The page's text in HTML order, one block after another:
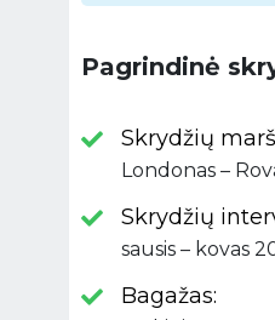
Pagrindinė
Skrydžių
Londonas –
Skrydžių
sausis – kovas
Bagažas: